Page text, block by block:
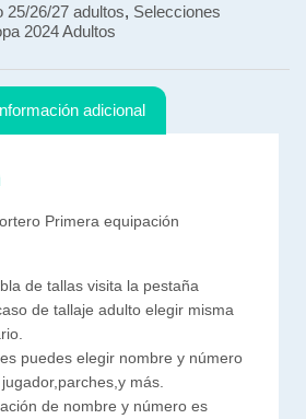
25/26/27 adultos, Selecciones
2024 Adultos
adicional
Primera equipación
de tallas visita la pestaña
de tallaje adulto elegir misma
puedes elegir nombre y número
más.
de nombre y número es